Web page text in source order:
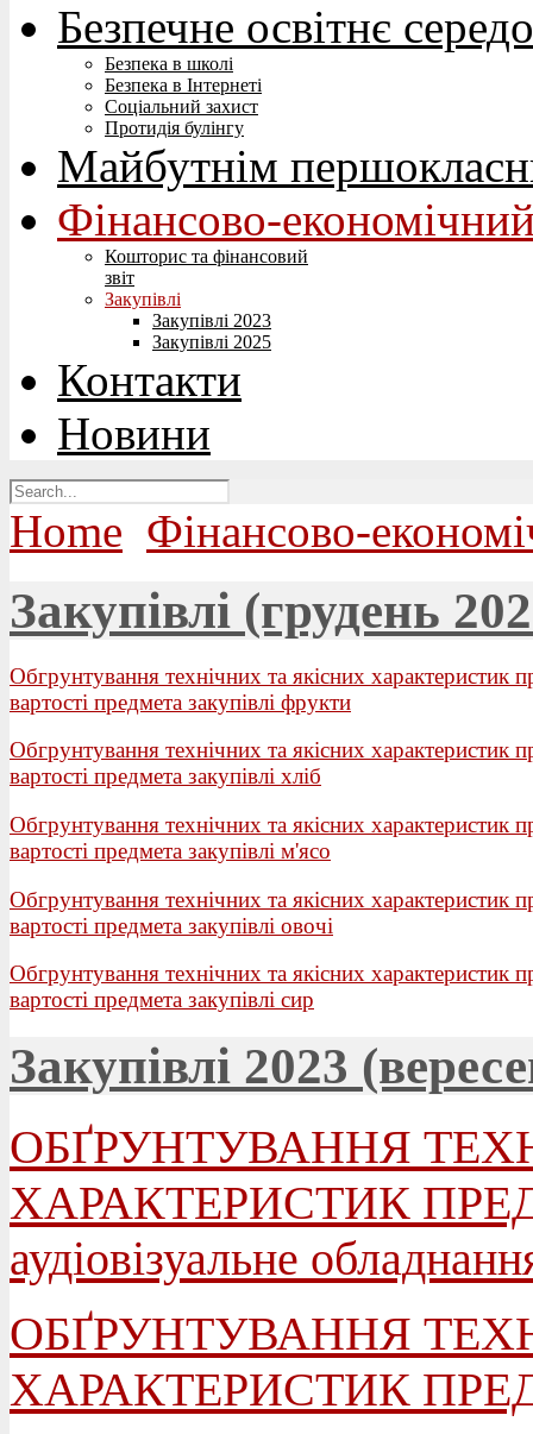
Безпечне освітнє
Безпека в школі
Безпека в Інтернеті
Соціальний захист
Протидія булінгу
Майбутнім
Фінансово-економічний
Кошторис та фінансовий
звіт
Закупівлі
Закупівлі 2023
Закупівлі 2025
Контакти
Новини
Home Фінансово-
Закупівлі (грудень
Обгрунтування технічних та якісних характеристик
вартості предмета закупівлі фрукти
Обгрунтування технічних та якісних характеристик
вартості предмета закупівлі хліб
Обгрунтування технічних та якісних характеристик
вартості предмета закупівлі м'ясо
Обгрунтування технічних та якісних характеристик
вартості предмета закупівлі овочі
Обгрунтування технічних та якісних характеристик
вартості предмета закупівлі сир
Закупівлі 2023
ОБҐРУНТУВАННЯ
ХАРАКТЕРИСТИК
аудіовізуальне
ОБҐРУНТУВАННЯ
ХАРАКТЕРИСТИК